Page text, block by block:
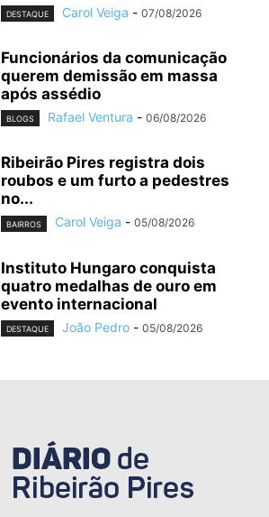
DESTAQUE Carol Veiga - 07/08/2026
Funcionários da comunicação
querem demissão em massa
após assédio
BLOGS Rafael Ventura - 06/08/2026
Ribeirão Pires registra dois
roubos e um furto a pedestres
no...
BAIRROS Carol Veiga - 05/08/2026
Instituto Hungaro conquista
quatro medalhas de ouro em
evento internacional
DESTAQUE João Pedro - 05/08/2026